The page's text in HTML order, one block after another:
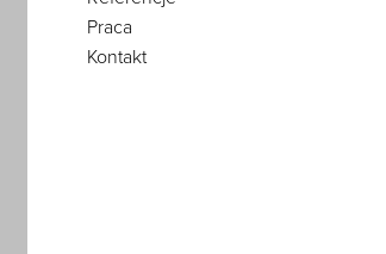
Praca
Kontakt